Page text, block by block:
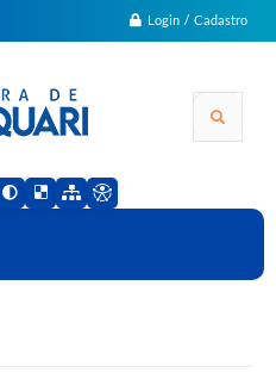
Login / Cadastro